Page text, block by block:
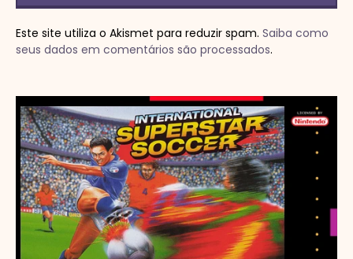
Este site utiliza o Akismet para reduzir spam. Saiba como
seus dados em comentários são processados.